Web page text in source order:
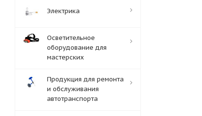
Электрика
Осветительное
оборудование для
мастерских
Продукция для ремонта
и обслуживания
автотранспорта